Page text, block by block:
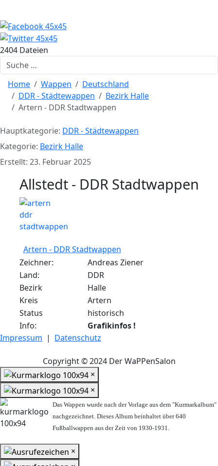
2404 Dateien
Suchen
Home Wappen
Deutschland
DDR - Städtewappen
Bezirk Halle
Artern - DDR Stadtwappen
Hauptkategorie: DDR - Städtewappen
Kategorie: Bezirk Halle
Erstellt: 23. Februar 2025
Allstedt - DDR Stadtwappen
Artern - DDR Stadtwappen
Zeichner:
Andreas Ziener
Land:
DDR
Bezirk
Halle
Kreis
Artern
Status
historisch
Info:
Grafikinfos !
Impressum | Datenschutz
Copyright © 2024 Der WaPPenSalon
×
×
Das Wappen wurde nach der Vorlage aus dem "Kurmarkalbum"
nachgezeichnet. Dieses Album beinhaltet über 640
Fußballwappen aus der Zeit von 1930-1931.
×